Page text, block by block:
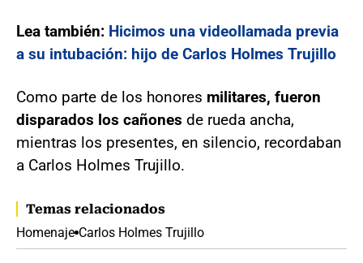
Lea también: Hicimos una videollamada previa
a su intubación: hijo de Carlos Holmes Trujillo
Como parte de los honores militares, fueron
disparados los cañones de rueda ancha,
mientras los presentes, en silencio, recordaban
a Carlos Holmes Trujillo.
Temas relacionados
Homenaje Carlos Holmes Trujillo